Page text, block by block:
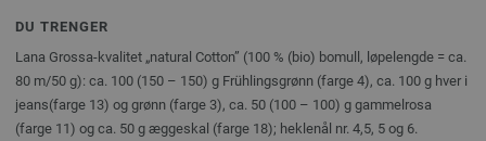
DU TRENGER
Lana Grossa-kvalitet „natural Cotton” (100 % (bio) bomull, løpelengde = ca.
80 m/50 g): ca. 100 (150 – 150) g Frühlingsgrønn (farge 4), ca. 100 g hver i
jeans(farge 13) og grønn (farge 3), ca. 50 (100 – 100) g gammelrosa
(farge 11) og ca. 50 g æggeskal (farge 18); heklenål nr. 4,5, 5 og 6.